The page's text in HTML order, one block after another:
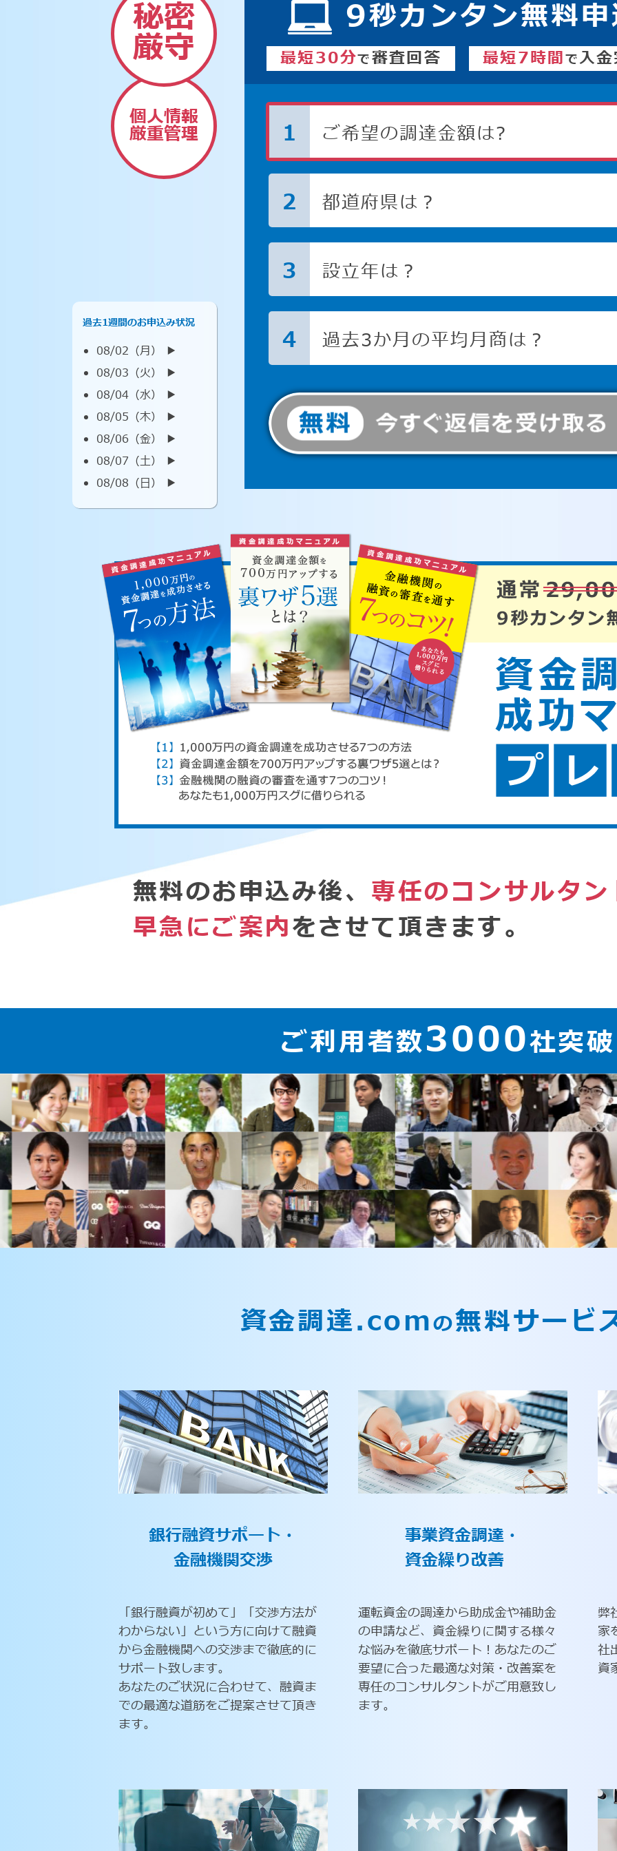
秘密
厳守
個人情報
厳重管理
過去1週間のお申込み状況
08/02（月） ▶︎
08/03（火） ▶︎
08/04（水） ▶︎
08/05（木） ▶︎
08/06（金） ▶︎
08/07（土） ▶︎
08/08（日） ▶︎
9秒カンタン無料
最短30分で審査回答 最短7時間で入
1 ご希望の調達金額は?
2 都道府県は？
3 設立年は？
4 過去3か月の平均月商は？
無料のお申込み後、 専任のコンサルタ
早急にご案内をさせて頂きます。
ご利用者数3000社突
資金調達.comの無料サービ
銀行融資サポート・
金融機関交渉
「銀行融資が初めて」「交渉方法が
わからない」という方に向けて融資
から金融機関への交渉まで徹底的に
サポート致します。
あなたのご状況に合わせて、融資ま
での最適な道筋をご提案させて頂き
ます。
事業資金調達・
資金繰り改善
運転資金の調達から助成金や補助金
の申請など、資金繰りに関する様々
な悩みを徹底サポート！あなたのご
要望に合った最適な対策・改善案を
専任のコンサルタントがご用意致し
ます。
弊
家
社
資